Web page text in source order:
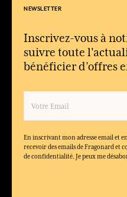
NEWSLETTER
Inscrivez-vous à
suivre toute
bénéficier d’offres
En inscrivant mon adresse email et
recevoir des emails de Fragonard et
de confidentialité. Je peux me